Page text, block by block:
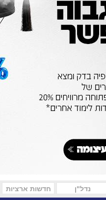
נדל"ן חדשות ארציות